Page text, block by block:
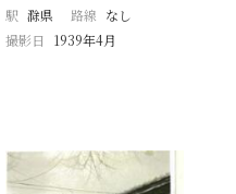
駅 滁県 路線 なし
撮影日
1939年4月